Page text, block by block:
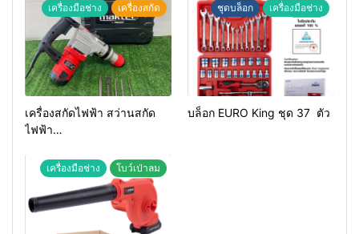
เครื่องมือช่าง เครื่องสกัด
เครื่องสกัดไฟฟ้า สว่านสกัด
ไฟฟ้า
ชุดบล็อก เครื่องมือช่าง
บล็อก EURO King ชุด 37 ตัว
เครื่องมือช่าง โบว์เป่าลม